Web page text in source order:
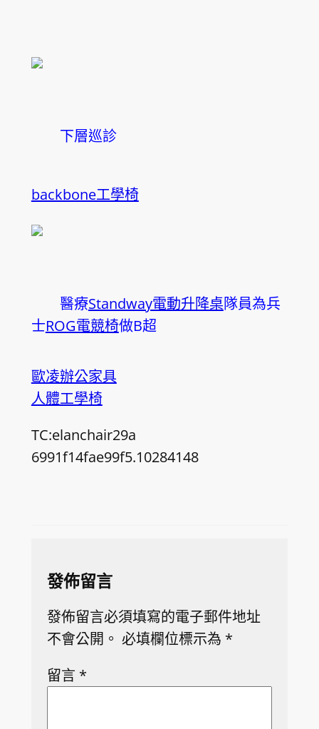
下層巡診
backbone工學椅
醫療Standway電動升降桌隊員為兵
士ROG電競椅做B超
歐凌辦公家具
人體工學椅
TC:elanchair29a
6991f14fae99f5.10284148
發佈留言
發佈留言必須填寫的電子郵件地址
不會公開。 必填欄位標示為 *
留言 *